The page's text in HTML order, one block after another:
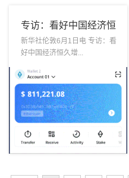
专访：看好中国经济恒
久增长潜ETH钱包力
——访汇丰集团行政总
裁诺埃尔·奎因
新华社伦敦6月1日电 专访：看
好中国经济恒久增...